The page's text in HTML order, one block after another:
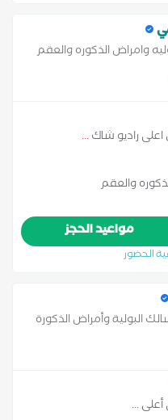
وامراض الذكوره والعقم
راديو شاك...
والعقم
مواعيد الحجز
الحضور
البولية وأمراض الذكورة
أعلى...